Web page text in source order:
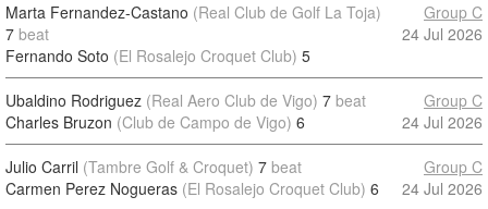
Marta Fernandez-Castano (Real Club de Golf La Toja)
7 beat
Fernando Soto (El Rosalejo Croquet Club) 5
Group C
24 Jul 2026
Ubaldino Rodriguez (Real Aero Club de Vigo) 7 beat
Charles Bruzon (Club de Campo de Vigo) 6
Group C
24 Jul 2026
Julio Carril (Tambre Golf & Croquet) 7 beat
Carmen Perez Nogueras (El Rosalejo Croquet Club) 6
Group C
24 Jul 2026